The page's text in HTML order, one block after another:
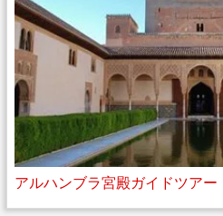
アルハンブラ宮殿ガイドツアー